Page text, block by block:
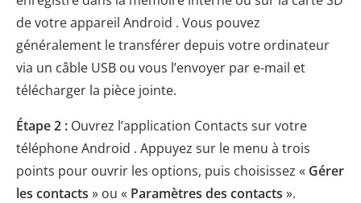
de votre appareil Android . Vous pouvez
généralement le transférer depuis votre ordinateur
via un câble USB ou vous l’envoyer par e-mail et
télécharger la pièce jointe.
Étape 2 : Ouvrez l’application Contacts sur votre
téléphone Android . Appuyez sur le menu à trois
points pour ouvrir les options, puis choisissez « Gérer
les contacts » ou « Paramètres des contacts ».